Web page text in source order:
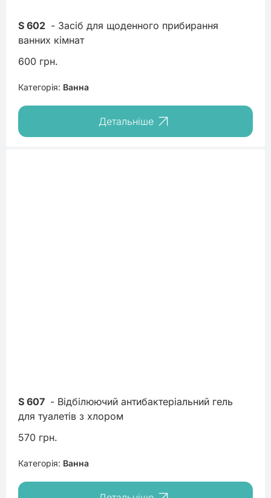
S 602 - Засіб для щоденного прибирання
ванних кімнат
600 грн.
Категорія: Ванна
Детальніше
S 607 - Відбілюючий антибактеріальний гель
для туалетів з хлором
570 грн.
Категорія: Ванна